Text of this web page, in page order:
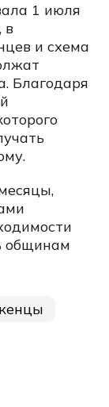
1 июля
в
и схема
Благодаря
общинам